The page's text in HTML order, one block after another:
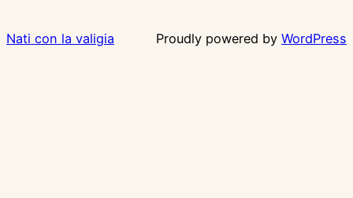
Nati con la valigia Proudly powered by WordPress